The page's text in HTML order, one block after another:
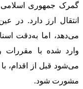
گمرک جمهوری اسلامی
انتقال ارز دارد. در
می‌دهد، اما به‌دقت
وارد شده با مقررات
می‌شود قبل از اقدام،
مشورت شود.